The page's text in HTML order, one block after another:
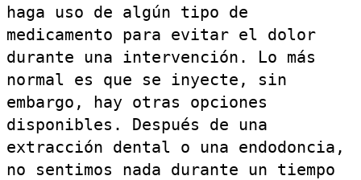
haga uso de algún tipo de
medicamento para evitar el dolor
durante una intervención. Lo más
normal es que se inyecte, sin
embargo, hay otras opciones
disponibles. Después de una
extracción dental o una endodoncia,
no sentimos nada durante un tiempo